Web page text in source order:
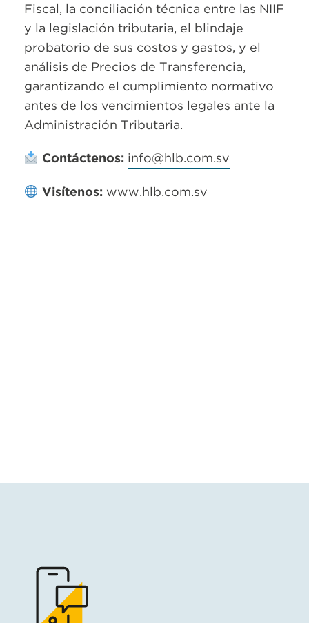
Fiscal, la conciliación técnica entre las NIIF
y la legislación tributaria, el blindaje
probatorio de sus costos y gastos, y el
análisis de Precios de Transferencia,
garantizando el cumplimiento normativo
antes de los vencimientos legales ante la
Administración Tributaria.
Contáctenos: info@hlb.com.sv
Visítenos: www.hlb.com.sv